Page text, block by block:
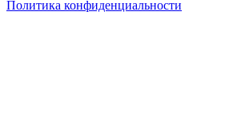
Политика конфиденциальности